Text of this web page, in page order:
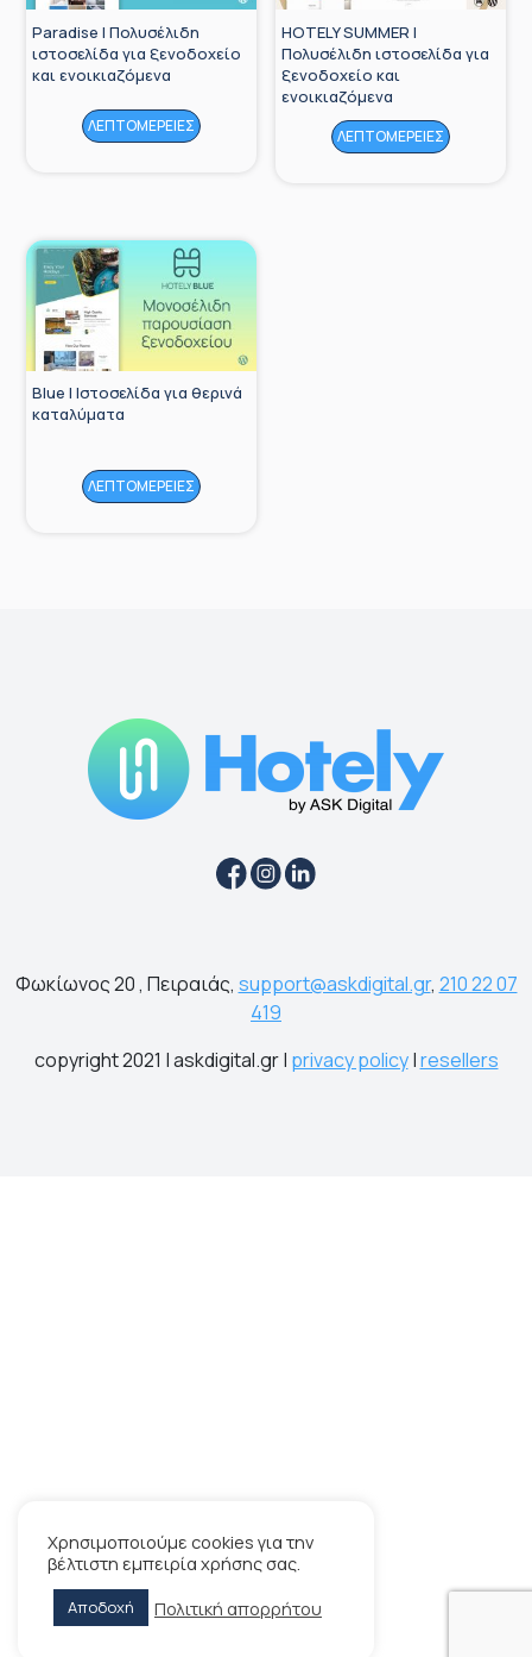
Paradise | Πολυσέλιδη
ιστοσελίδα για ξενοδοχείο
και ενοικιαζόμενα
ΛΕΠΤΟΜΕΡΕΙΕΣ
HOTELY SUMMER |
Πολυσέλιδη ιστοσελίδα για
ξενοδοχείο και
ενοικιαζόμενα
ΛΕΠΤΟΜΕΡΕΙΕΣ
Blue | Ιστοσελίδα για θερινά
καταλύματα
ΛΕΠΤΟΜΕΡΕΙΕΣ
Φωκίωνος 20 , Πειραιάς, support@askdigital.gr, 210 22 07
419
copyright 2021 | askdigital.gr | privacy policy|resellers
Χρησιμοποιούμε cookies για την
βέλτιστη εμπειρία χρήσης σας.
Αποδοχή Πολιτική απορρήτου